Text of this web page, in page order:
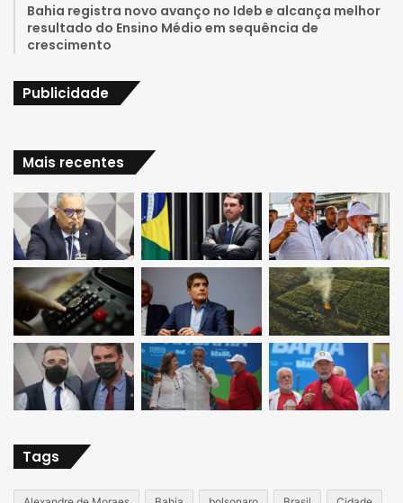
Bahia registra novo avanço no Ideb e alcança melhor
resultado do Ensino Médio em sequência de
crescimento
Publicidade
Mais recentes
Tags